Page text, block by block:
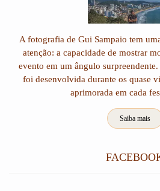
A fotografia de Gui Sampaio tem
atenção: a capacidade de mostrar
evento em um ângulo
foi desenvolvida durante os quase
aprimorada em cada
Saiba mais